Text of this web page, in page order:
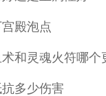
殿泡点
和灵魂火符哪个
多少伤害